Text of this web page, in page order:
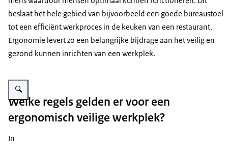
beslaat het hele gebied van bijvoorbeeld een goede bureaustoel
tot een efficiënt werkproces in de keuken van een restaurant.
Ergonomie levert zo een belangrijke bijdrage aan het veilig en
gezond kunnen inrichten van een werkplek.
Vergroot afbeelding Een ergonomische computermuis
Welke regels gelden er voor een
ergonomisch veilige werkplek?
In